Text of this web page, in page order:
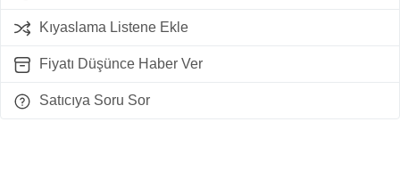
Kıyaslama Listene Ekle
Fiyatı Düşünce Haber Ver
Satıcıya Soru Sor